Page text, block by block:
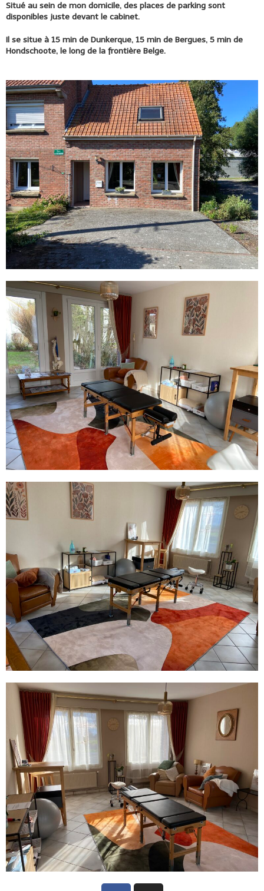
Situé au sein de mon domicile, des places de parking sont
disponibles juste devant le cabinet.
Il se situe à 15 min de Dunkerque, 15 min de Bergues, 5 min de
Hondschoote, le long de la frontière Belge.